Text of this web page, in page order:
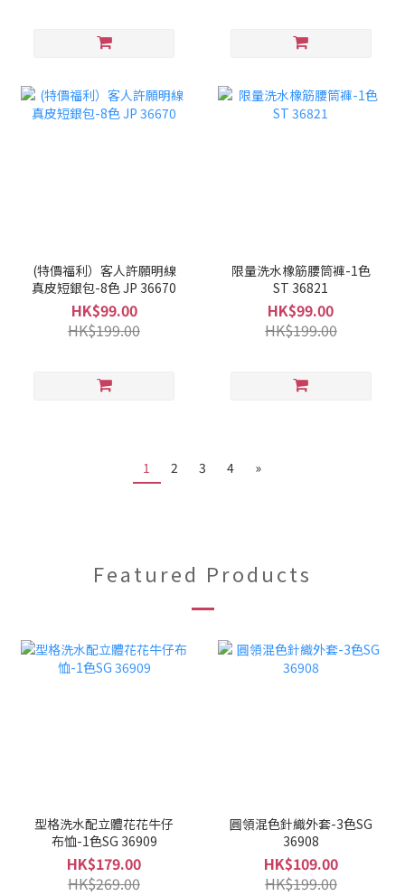
(特價福利）客人許願明線
真皮短銀包-8色 JP 36670
HK$99.00
HK$199.00
限量洗水橡筋腰筒褲-1色
ST 36821
HK$99.00
HK$199.00
1 2 3 4 »
Featured Products
型格洗水配立體花花牛仔
布恤-1色SG 36909
HK$179.00
HK$269.00
圓領混色針織外套-3色SG
36908
HK$109.00
HK$199.00